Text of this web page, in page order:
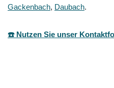
Gackenbach, Daubach.
☎️ Nutzen Sie unser